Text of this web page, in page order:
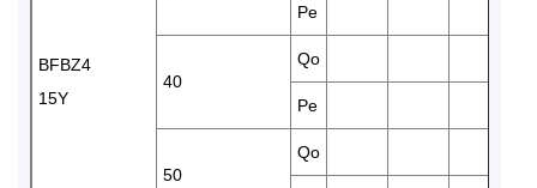
BFBZ4
15Y
Pe
40
Qo
Pe
50
Qo